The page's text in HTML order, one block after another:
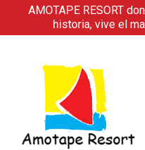
AMOTAPE RESORT
historia, vive el